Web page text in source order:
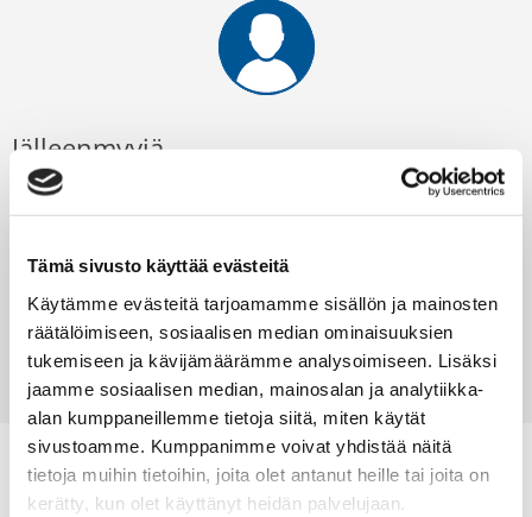
Tämä sivusto käyttää evästeitä
Käytämme evästeitä tarjoamamme sisällön ja mainosten
räätälöimiseen, sosiaalisen median ominaisuuksien
tukemiseen ja kävijämäärämme analysoimiseen. Lisäksi
jaamme sosiaalisen median, mainosalan ja analytiikka-
alan kumppaneillemme tietoja siitä, miten käytät
sivustoamme. Kumppanimme voivat yhdistää näitä
tietoja muihin tietoihin, joita olet antanut heille tai joita on
kerätty, kun olet käyttänyt heidän palvelujaan.
Jälleenmyyjä
Mikäli käyttöohje ei riitä, ota ensisijaisesti yhteyttä Thermia
jälleenmyyjään. Jälleenmyyjämme auttavat sinua hinnan
LÖYDÄ LÄHIN JÄLLEENMYYJÄ
KYSY HUOLTOSOPIMUSTA